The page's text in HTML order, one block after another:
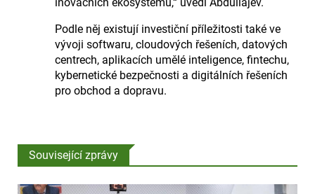
inovačních ekosystémů,“ uvedl Abdullajev.
Podle něj existují investiční příležitosti také ve
vývoji softwaru, cloudových řešeních, datových
centrech, aplikacích umělé inteligence, fintechu,
kybernetické bezpečnosti a digitálních řešeních
pro obchod a dopravu.
Související zprávy